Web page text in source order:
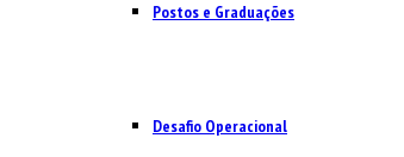
Postos e Graduações
Desafio Operacional